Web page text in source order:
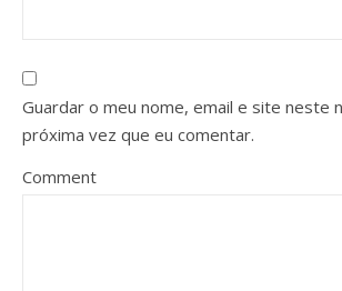
Guardar o meu nome, email e site neste
próxima vez que eu comentar.
Comment